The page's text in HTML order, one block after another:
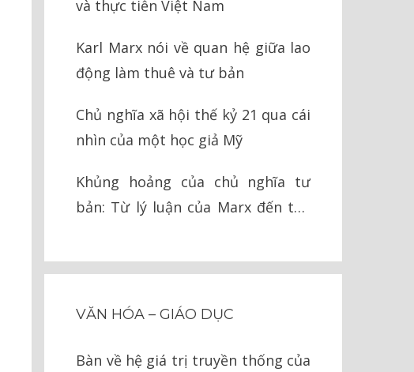
và thực tiễn Việt Nam
Karl Marx nói về quan hệ giữa lao
động làm thuê và tư bản
Chủ nghĩa xã hội thế kỷ 21 qua cái
nhìn của một học giả Mỹ
Khủng hoảng của chủ nghĩa tư
bản: Từ lý luận của Marx đến thế
VĂN HÓA – GIÁO DỤC
Bàn về hệ giá trị truyền thống của